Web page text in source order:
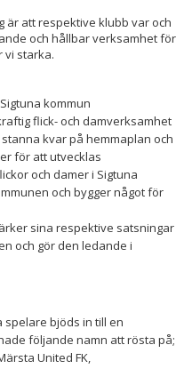
är att respektive klubb var och
och hållbar verksamhet för
vi starka.
kommun
flick- och damverksamhet
kvar på hemmaplan och
för att utvecklas
och damer i Sigtuna
och bygger något för
sina respektive satsningar
och gör den ledande i
spelare bjöds in till en
följande namn att rösta på;
United FK,